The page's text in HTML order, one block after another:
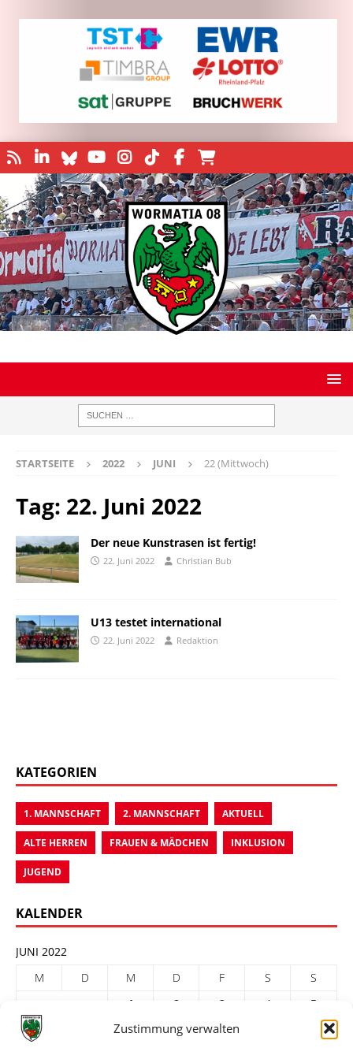
Zustimmung verwalten
STARTSEITE 2022 JUNI 22 (Mittwoch)
Tag: 22. Juni 2022
Der neue Kunstrasen ist fertig!
22. Juni 2022 Christian Bub
U13 testet international
22. Juni 2022 Redaktion
KATEGORIEN
1. MANNSCHAFT 2. MANNSCHAFT AKTUELL
ALTE HERREN FRAUEN & MÄDCHEN INKLUSION
JUGEND
KALENDER
JUNI 2022
M
D M D F S
S
1
2 3 4
5
6
8 9 10